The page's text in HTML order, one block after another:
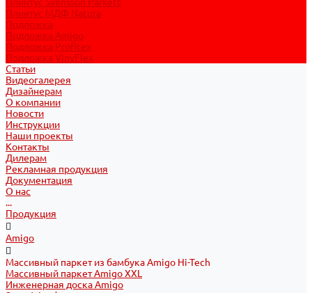
Плинтус МДФ Natura
Подложка
Подложка Amigo
Подложка Profitex
Подложка VinyFlex
Статьи
Видеогалерея
Дизайнерам
О компании
Новости
Инструкции
Наши проекты
Контакты
Дилерам
Рекламная продукция
Документация
О нас
...
Продукция
Amigo
Массивный паркет из бамбука Amigo Hi-Tech
Массивный паркет Amigo XXL
Инженерная доска Amigo